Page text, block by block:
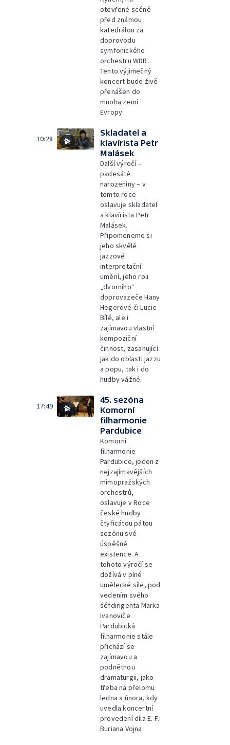
otevřené scéně
před známou
katedrálou za
doprovodu
symfonického
orchestru WDR.
Tento výjimečný
koncert bude živě
přenášen do
mnoha zemí
Evropy.
10:28
Skladatel a
klavírista Petr
Malásek
Další výročí –
padesáté
narozeniny – v
tomto roce
oslavuje skladatel
a klavírista Petr
Malásek.
Připomeneme si
jeho skvělé
jazzové
interpretační
umění, jeho roli
„dvorního“
doprovazeče Hany
Hegerové či Lucie
Bílé, ale i
zajímavou vlastní
kompoziční
činnost, zasahující
jak do oblasti jazzu
a popu, tak i do
hudby vážné.
17:49
45. sezóna
Komorní
filharmonie
Pardubice
Komorní
filharmonie
Pardubice, jeden z
nejzajímavějších
mimopražských
orchestrů,
oslavuje v Roce
české hudby
čtyřicátou pátou
sezónu své
úspěšné
existence. A
tohoto výročí se
dožívá v plné
umělecké síle, pod
vedením svého
šéfdirigenta Marka
Ivanoviče.
Pardubická
filharmonie stále
přichází se
zajímavou a
podnětnou
dramaturgii, jako
třeba na přelomu
ledna a února, kdy
uvedla koncertní
provedení díla E. F.
Buriana Vojna.